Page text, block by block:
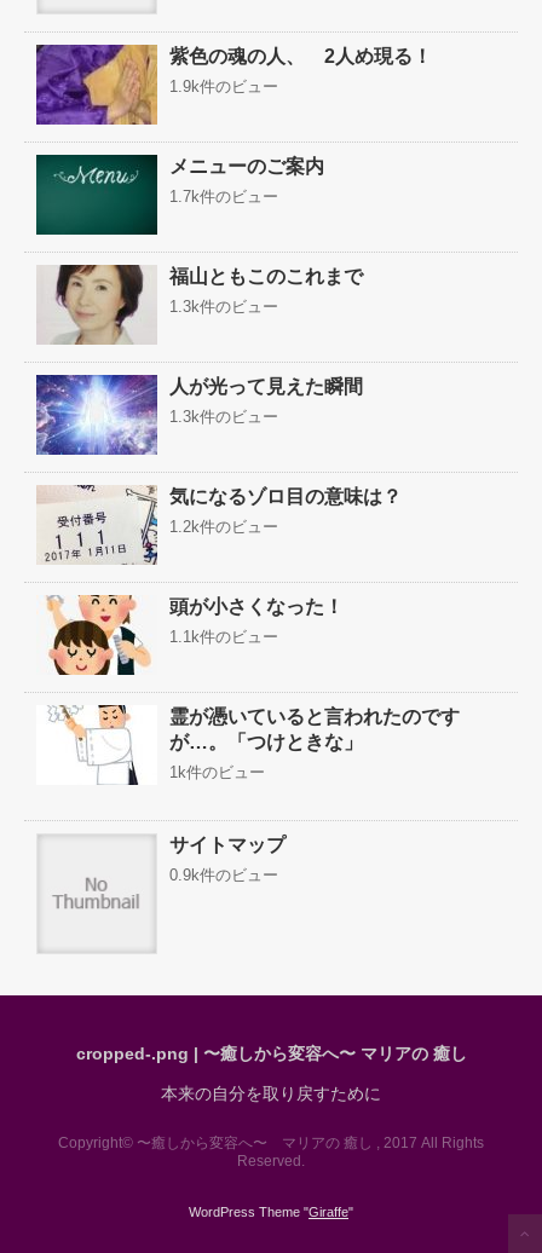
紫色の魂の人、 2人め現る！
1.9k件のビュー
メニューのご案内
1.7k件のビュー
福山ともこのこれまで
1.3k件のビュー
人が光って見えた瞬間
1.3k件のビュー
気になるゾロ目の意味は？
1.2k件のビュー
頭が小さくなった！
1.1k件のビュー
霊が憑いていると言われたのです
が…。「つけときな」
1k件のビュー
サイトマップ
0.9k件のビュー
cropped-.png | 〜癒しから変容へ〜 マリアの 癒し
本来の自分を取り戻すために
Copyright© 〜癒しから変容へ〜 マリアの 癒し , 2017 All Rights
Reserved.
WordPress Theme "Giraffe"